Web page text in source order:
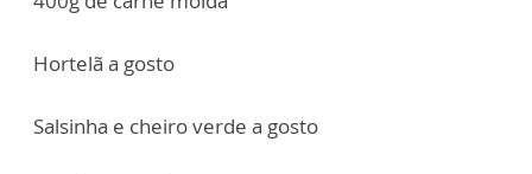
Hortelã a gosto
Salsinha e cheiro verde a gosto